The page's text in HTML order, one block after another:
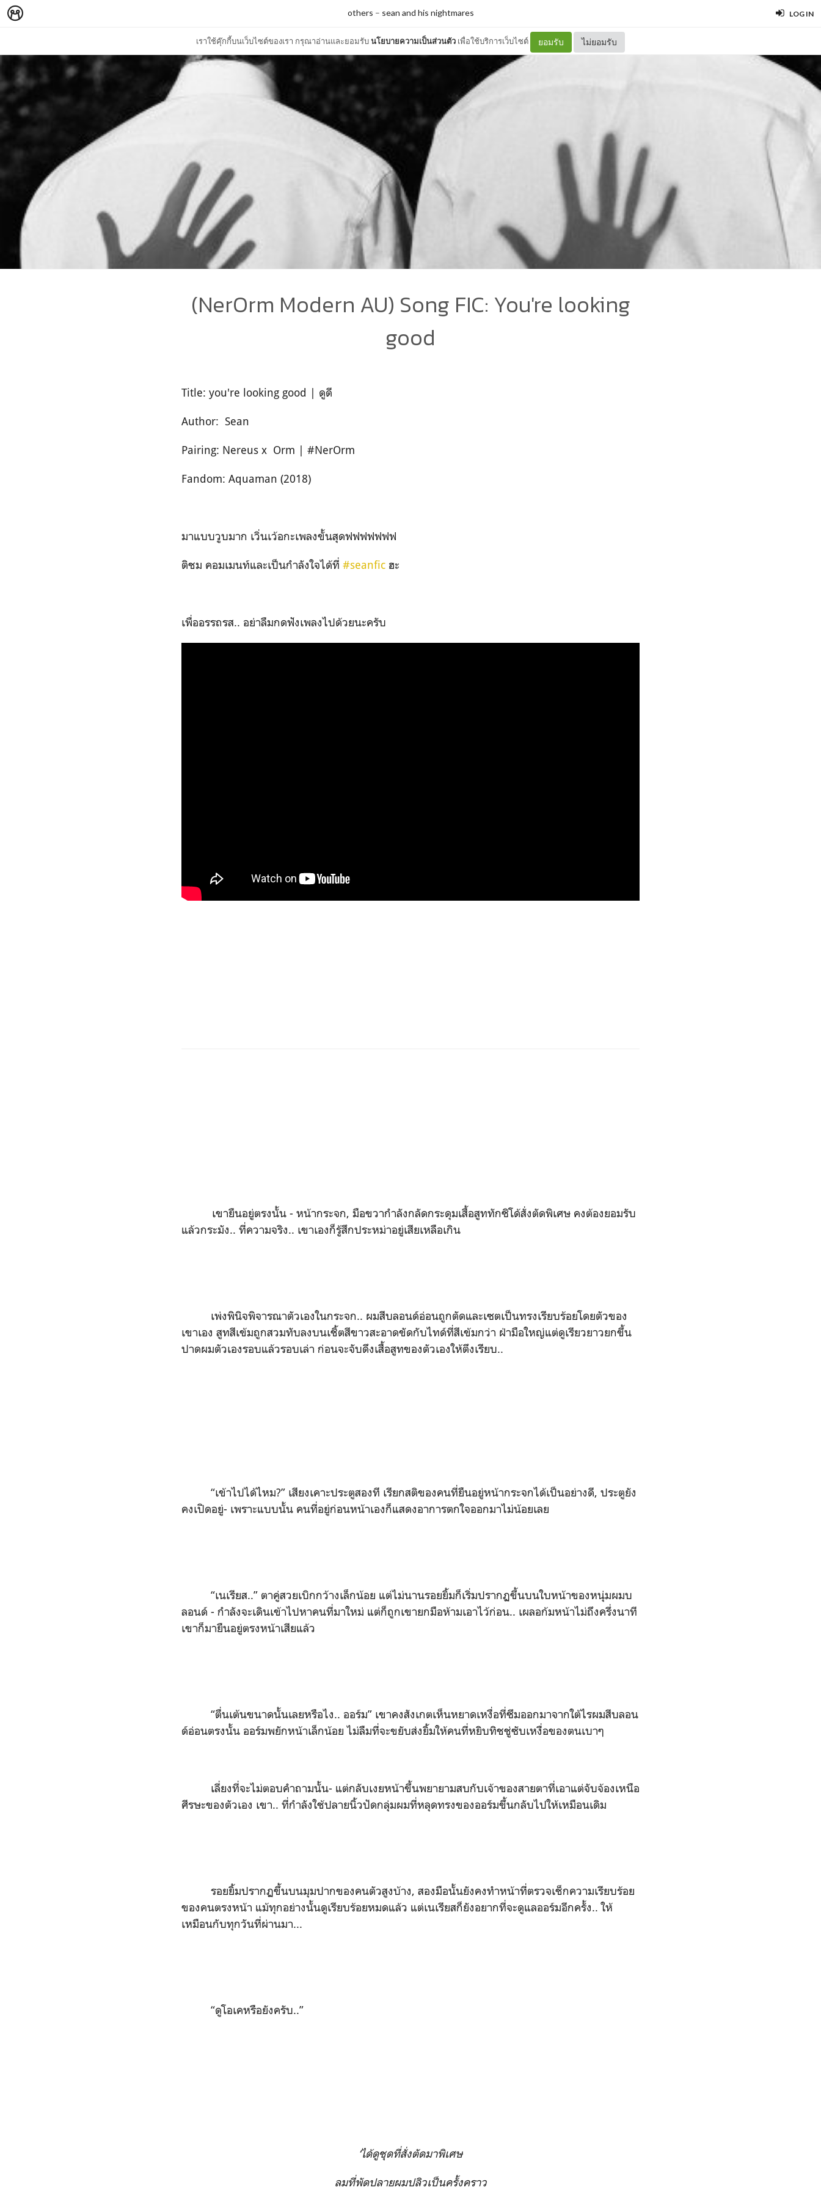
LOG IN
เราใช้คุ๊กกี้บนเว็บไซต์ของเรา กรุณาอ่านและยอมรับนโยบายความเป็นส่วนตัว เพื่อใช้บริการเว็บไซต์ ยอมรับ ไม่ยอมรับ
others – sean and his nightmares
(NerOrm Modern AU) Song FIC: You're looking
good
Title: you're looking good | ดูดี
Author: Sean
Pairing: Nereus x Orm | #NerOrm
Fandom: Aquaman (2018)
มาแบบวูบมาก เวิ่นเว้อกะเพลงขั้นสุดฟฟฟฟฟฟฟ
ติชม คอมเมนท์และเป็นกำลังใจได้ที่ #seanfic ฮะ
เพื่ออรรถรส.. อย่าลืมกดฟังเพลงไปด้วยนะครับ
เขายืนอยู่ตรงนั้น - หน้ากระจก, มือขวากำลังกลัดกระดุมเสื้อสูททักซิโด้สั่งตัดพิเศษ คงต้องยอมรับ
แล้วกระมัง.. ที่ความจริง.. เขาเองก็รู้สึกประหม่าอยู่เสียเหลือเกิน
เพ่งพินิจพิจารณาตัวเองในกระจก.. ผมสีบลอนด์อ่อนถูกตัดและเซตเป็นทรงเรียบร้อยโดยตัวของ
เขาเอง สูทสีเข้มถูกสวมทับลงบนเชิ้ตสีขาวสะอาดขัดกับไทด์ที่สีเข้มกว่า ฝ่ามือใหญ่แต่ดูเรียวยาวยกขึ้น
ปาดผมตัวเองรอบแล้วรอบเล่า ก่อนจะจับดึงเสื้อสูทของตัวเองให้ตึงเรียบ..
“เข้าไปได้ไหม?” เสียงเคาะประตูสองที เรียกสติของคนที่ยืนอยู่หน้ากระจกได้เป็นอย่างดี, ประตูยัง
คงเปิดอยู่- เพราะแบบนั้น คนที่อยู่ก่อนหน้าเองก็แสดงอาการตกใจออกมาไม่น้อยเลย
“เนเรียส..” ตาคู่สวยเบิกกว้างเล็กน้อย แต่ไม่นานรอยยิ้มก็เริ่มปรากฏขึ้นบนใบหน้าของหนุ่มผมบ
ลอนด์ - กำลังจะเดินเข้าไปหาคนที่มาใหม่ แต่ก็ถูกเขายกมือห้ามเอาไว้ก่อน.. เผลอก้มหน้าไม่ถึงครึ่งนาที
เขาก็มายืนอยู่ตรงหน้าเสียแล้ว
“ตื่นเต้นขนาดนั้นเลยหรือไง.. ออร์ม” เขาคงสังเกตเห็นหยาดเหงื่อที่ซึมออกมาจากใต้ไรผมสีบลอน
ด์อ่อนตรงนั้น ออร์มพยักหน้าเล็กน้อย ไม่ลืมที่จะขยับส่งยิ้มให้คนที่หยิบทิชชู่ซับเหงื่อของตนเบาๆ
เลี่ยงที่จะไม่ตอบคำถามนั้น- แต่กลับเงยหน้าขึ้นพยายามสบกับเจ้าของสายตาที่เอาแต่จับจ้องเหนือ
ศีรษะของตัวเอง เขา.. ที่กำลังใช้ปลายนิ้วปัดกลุ่มผมที่หลุดทรงของออร์มขึ้นกลับไปให้เหมือนเดิม
รอยยิ้มปรากฏขึ้นบนมุมปากของคนตัวสูงบ้าง, สองมือนั้นยังคงทำหน้าที่ตรวจเช็กความเรียบร้อย
ของคนตรงหน้า แม้ทุกอย่างนั้นดูเรียบร้อยหมดแล้ว แต่เนเรียสก็ยังอยากที่จะดูแลออร์มอีกครั้ง.. ให้
เหมือนกับทุกวันที่ผ่านมา...
“ดูโอเคหรือยังครับ..”
‘ได้ดูชุดที่สั่งตัดมาพิเศษ
ลมที่พัดปลายผมปลิวเป็นครั้งคราว